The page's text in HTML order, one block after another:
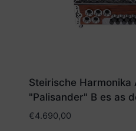
Steirische Harmonika
"Palisander" B es as
€4.690,00